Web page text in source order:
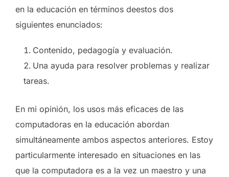
en la educación en términos deestos dos
siguientes enunciados:
Contenido, pedagogía y evaluación.
Una ayuda para resolver problemas y realizar
tareas.
En mi opinión, los usos más eficaces de las
computadoras en la educación abordan
simultáneamente ambos aspectos anteriores. Estoy
particularmente interesado en situaciones en las
que la computadora es a la vez un maestro y una